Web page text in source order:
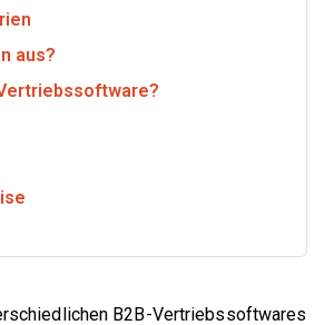
aus?
B2B-Vertriebssoftwares